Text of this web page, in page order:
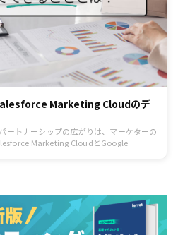
Marketing Cloudのデ
ートナーシップの広がりは、マーケターの
Marketing CloudとGoogle